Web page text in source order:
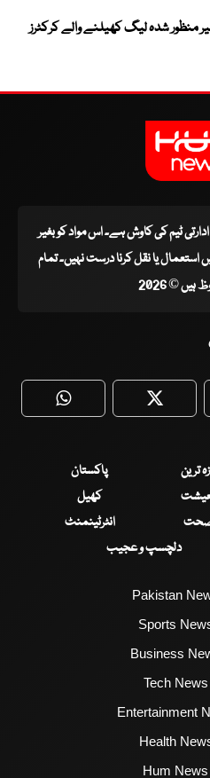
منظور شدہ لیگ کھیلنے والے کرکٹرز
ادارتی ٹیم کی کاوش ہے۔ اس مواد کو بغیر
یا نقل کرنا درست نہیں۔ تمام
© 2026
WhatsApp Twitter
ترین
پاکستان
کھیل
انٹرٹینمنٹ
دلچسپ و عجیب
Pakistan
Sports
Business
Tech
Entertainment
Health
Hum